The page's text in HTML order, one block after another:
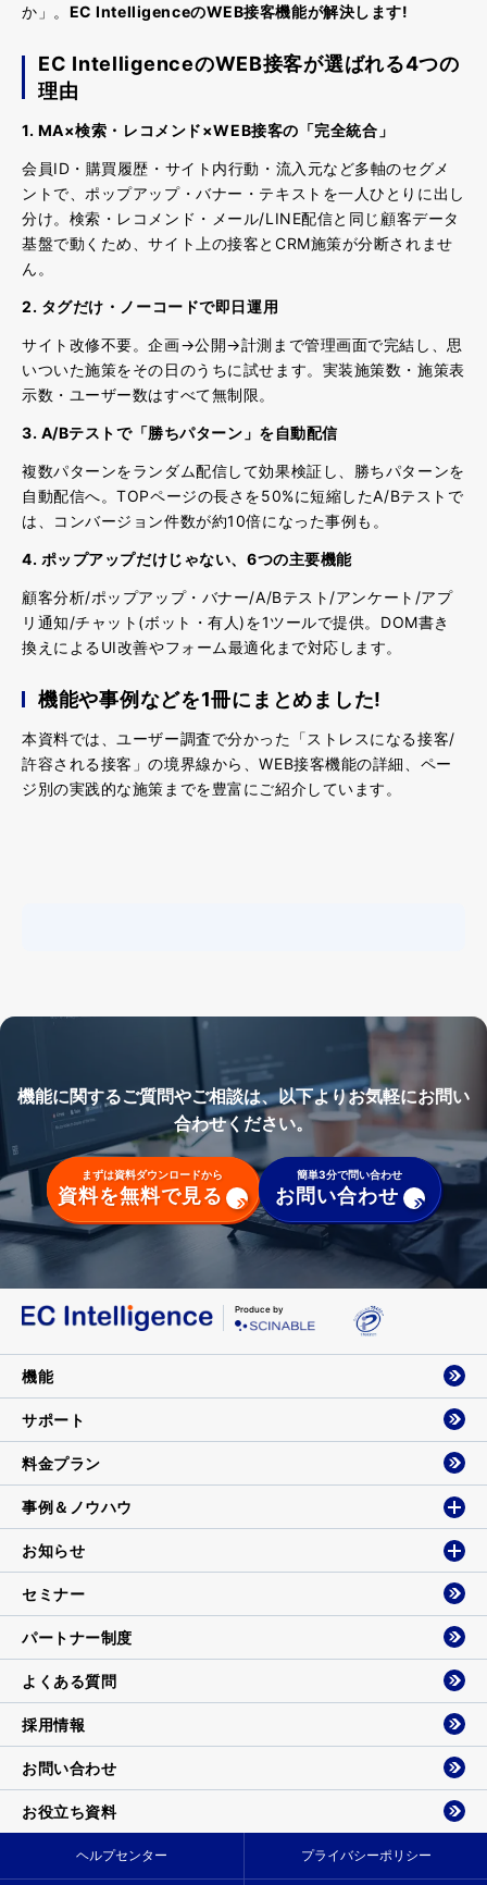
か」。 EC IntelligenceのWEB接客機能が解決します!
EC IntelligenceのWEB接客が選ばれる4つの
理由
1. MA×検索・レコメンド×WEB接客の「完全統合」
会員ID・購買履歴・サイト内行動・流入元など多軸のセグメ
ントで、ポップアップ・バナー・テキストを一人ひとりに出し
分け。検索・レコメンド・メール/LINE配信と同じ顧客データ
基盤で動くため、サイト上の接客とCRM施策が分断されませ
ん。
2. タグだけ・ノーコードで即日運用
サイト改修不要。企画→公開→計測まで管理画面で完結し、思
いついた施策をその日のうちに試せます。実装施策数・施策表
示数・ユーザー数はすべて無制限。
3. A/Bテストで「勝ちパターン」を自動配信
複数パターンをランダム配信して効果検証し、勝ちパターンを
自動配信へ。TOPページの長さを50%に短縮したA/Bテストで
は、コンバージョン件数が約10倍になった事例も。
4. ポップアップだけじゃない、6つの主要機能
顧客分析/ポップアップ・バナー/A/Bテスト/アンケート/アプ
リ通知/チャット(ボット・有人)を1ツールで提供。DOM書き
換えによるUI改善やフォーム最適化まで対応します。
機能や事例などを1冊にまとめました!
本資料では、ユーザー調査で分かった「ストレスになる接客/
許容される接客」の境界線から、WEB接客機能の詳細、ペー
ジ別の実践的な施策までを豊富にご紹介しています。
機能に関するご質問やご相談は、以下よりお気軽にお問い
合わせください。
まずは資料ダウンロードから
資料を無料で見る
簡単3分で問い合わせ
お問い合わせ
Produce by
機能
サポート
料金プラン
事例＆ノウハウ
お知らせ
セミナー
パートナー制度
よくある質問
採用情報
お問い合わせ
お役立ち資料
ヘルプセンター プライバシーポリシー